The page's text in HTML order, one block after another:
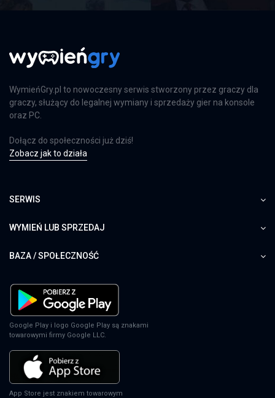
WymieńGry.pl to nowoczesny serwis stworzony przez graczy dla
graczy, służący do legalnej wymiany i sprzedaży gier na konsole
oraz PC.
Dołącz do społeczności już dziś!
Zobacz jak to działa
SERWIS
WYMIEŃ LUB SPRZEDAJ
BAZA / SPOŁECZNOŚĆ
Google Play i logo Google Play są znakami
towarowymi firmy Google LLC.
App Store jest znakiem towarowym